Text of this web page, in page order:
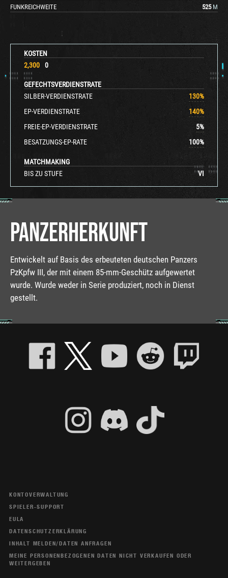
KOSTEN
2,300
0
GEFECHTSVERDIENSTRATE
SILBER-VERDIENSTRATE
130%
EP-VERDIENSTRATE
140%
FREIE-EP-VERDIENSTRATE
5%
BESATZUNGS-EP-RATE
100%
MATCHMAKING
BIS ZU STUFE
VI
FUNKREICHWEITE 525 M
PANZERHERKUNFT
Entwickelt auf Basis des erbeuteten deutschen Panzers
PzKpfw III, der mit einem 85-mm-Geschütz aufgewertet
wurde. Wurde weder in Serie produziert, noch in Dienst
gestellt.
KONTOVERWALTUNG
SPIELER-SUPPORT
EULA
DATENSCHUTZERKLÄRUNG
INHALT MELDEN/DATEN ANFRAGEN
MEINE PERSONENBEZOGENEN DATEN NICHT VERKAUFEN ODER
WEITERGEBEN